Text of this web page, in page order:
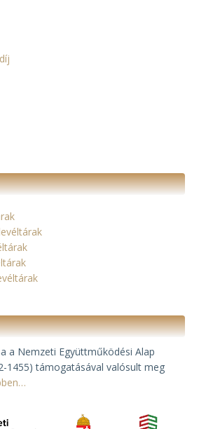
a Nemzeti Együttműködési Alap
1455) támogatásával valósult meg